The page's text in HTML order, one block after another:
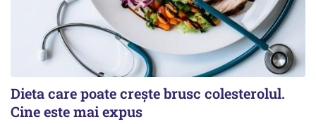
Dieta care poate crește brusc colesterolul.
Cine este mai expus